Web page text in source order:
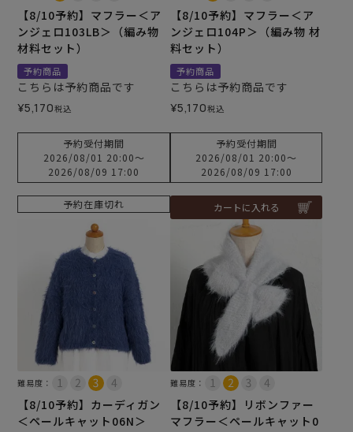
【8/10予約】マフラー＜ア
ンジェロ103LB＞（編み物
材料セット）
予約商品
こちらは予約商品です
¥5,170税込
予約受付期間
2026/08/01 20:00〜
2026/08/09 17:00
予約在庫切れ
【8/10予約】マフラー＜ア
ンジェロ104P＞（編み物 材
料セット）
予約商品
こちらは予約商品です
¥5,170税込
予約受付期間
2026/08/01 20:00〜
2026/08/09 17:00
カートに入れる
難易度：
【8/10予約】カーディガン
＜ペールキャット06N＞
難易度：
【8/10予約】リボンファー
マフラー＜ペールキャット0